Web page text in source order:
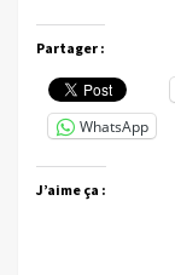
Partager :
WhatsApp
J’aime ça :